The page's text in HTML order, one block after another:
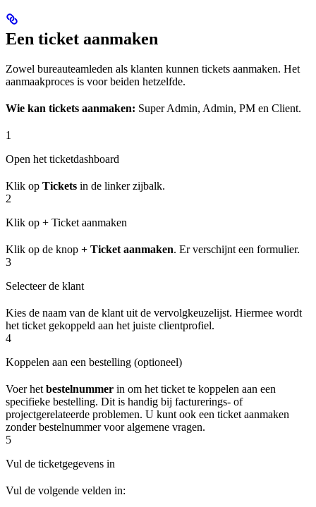
Een ticket aanmaken
Zowel bureauteamleden als klanten kunnen tickets aanmaken. Het
aanmaakproces is voor beiden hetzelfde.
Wie kan tickets aanmaken: Super Admin, Admin, PM en Client.
1
Open het ticketdashboard
Klik op Tickets in de linker zijbalk.
2
Klik op + Ticket aanmaken
Klik op de knop + Ticket aanmaken. Er verschijnt een formulier.
3
Selecteer de klant
Kies de naam van de klant uit de vervolgkeuzelijst. Hiermee wordt
het ticket gekoppeld aan het juiste clientprofiel.
4
Koppelen aan een bestelling (optioneel)
Voer het bestelnummer in om het ticket te koppelen aan een
specifieke bestelling. Dit is handig bij facturerings- of
projectgerelateerde problemen. U kunt ook een ticket aanmaken
zonder bestelnummer voor algemene vragen.
5
Vul de ticketgegevens in
Vul de volgende velden in: